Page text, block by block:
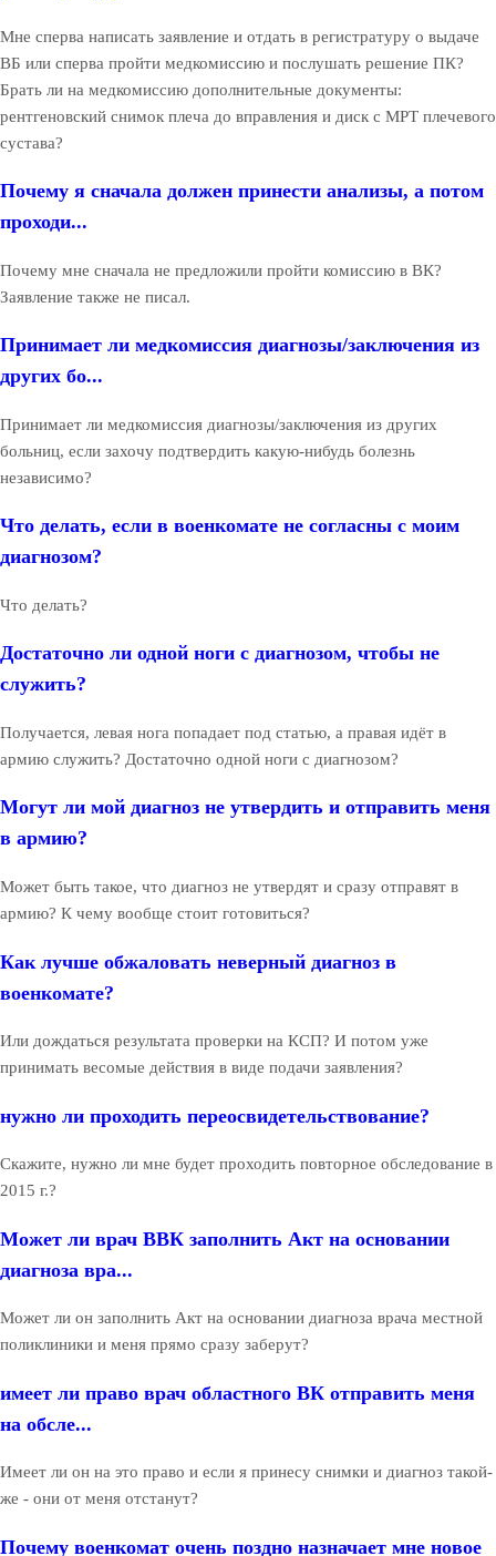
Мне сперва написать заявление и отдать в регистратуру о выдаче
ВБ или сперва пройти медкомиссию и послушать решение ПК?
Брать ли на медкомиссию дополнительные документы:
рентгеновский снимок плеча до вправления и диск с МРТ плечевого
сустава?
Почему я сначала должен принести анализы, а потом
проходи...
Почему мне сначала не предложили пройти комиссию в ВК?
Заявление также не писал.
Принимает ли медкомиссия диагнозы/заключения из
других бо...
Принимает ли медкомиссия диагнозы/заключения из других
больниц, если захочу подтвердить какую-нибудь болезнь
независимо?
Что делать, если в военкомате не согласны с моим
диагнозом?
Что делать?
Достаточно ли одной ноги с диагнозом, чтобы не
служить?
Получается, левая нога попадает под статью, а правая идёт в
армию служить? Достаточно одной ноги с диагнозом?
Могут ли мой диагноз не утвердить и отправить меня
в армию?
Может быть такое, что диагноз не утвердят и сразу отправят в
армию? К чему вообще стоит готовиться?
Как лучше обжаловать неверный диагноз в
военкомате?
Или дождаться результата проверки на КСП? И потом уже
принимать весомые действия в виде подачи заявления?
нужно ли проходить переосвидетельствование?
Скажите, нужно ли мне будет проходить повторное обследование в
2015 г.?
Может ли врач ВВК заполнить Акт на основании
диагноза вра...
Может ли он заполнить Акт на основании диагноза врача местной
поликлиники и меня прямо сразу заберут?
имеет ли право врач областного ВК отправить меня
на обсле...
Имеет ли он на это право и если я принесу снимки и диагноз такой-
же - они от меня отстанут?
Почему военкомат очень поздно назначает мне новое